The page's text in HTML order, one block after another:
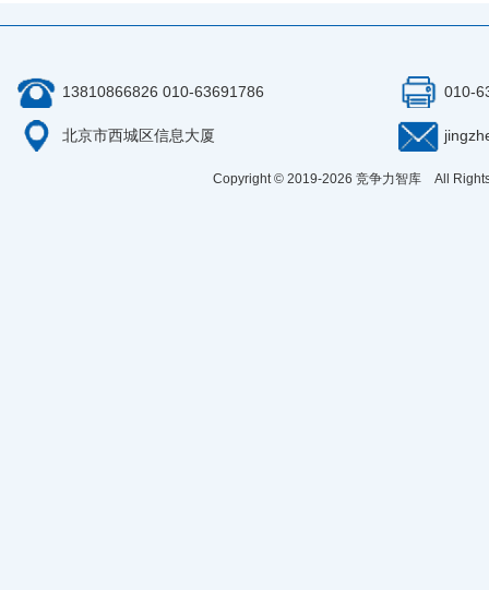
13810866826 010-63691786 010-
北京市西城区信息大厦
Copyright © 2019-2026 竞争力智库 All